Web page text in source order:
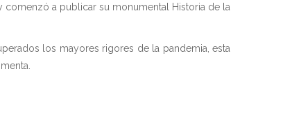
a publicar su monumental Historia de la
los mayores rigores de la pandemia, esta